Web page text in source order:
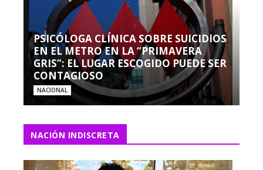
PSICÓLOGA CLÍNICA SOBRE SUICIDIOS
EN EL METRO EN LA “PRIMAVERA
GRIS”: EL LUGAR ESCOGIDO PUEDE SER
CONTAGIOSO
NACIONAL
NACIÓN INDISCRETA